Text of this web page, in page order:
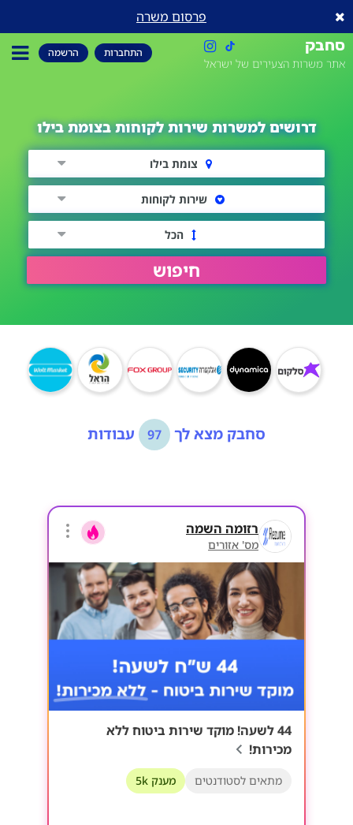
פרסום משרה
סחבק
אתר משרות הצעירים של ישראל
התחברות הרשמה
דרושים למשרות שירות לקוחות בצומת בילו
צומת בילו
שירות לקוחות
הכל
חיפוש
סחבק מצא לך 97 עבודות
רזומה השמה
מס' אזורים
44 לשעה! מוקד שירות ביטוח ללא
מכירות!
מתאים לסטודנטים מענק 5k